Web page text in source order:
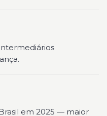
em 2025 — maior